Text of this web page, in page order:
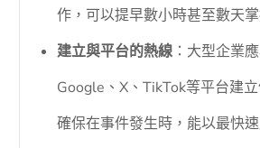
作，可以提早數小時甚至數天
建立與平台的熱線 ：大型企業
Google、X、TikTok等平台建
確保在事件發生時，能以最快